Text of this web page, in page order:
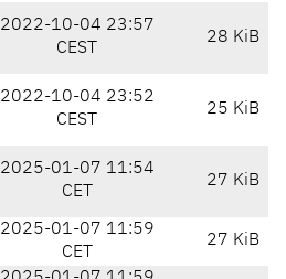
2022-10-04 23:57
CEST
28 KiB
2022-10-04 23:52
CEST
25 KiB
2025-01-07 11:54
CET
27 KiB
2025-01-07 11:59
CET
27 KiB